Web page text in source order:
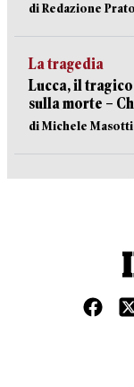
di Redazione Prato
La tragedia
Lucca, il
sulla morte –
di Michele Masotti